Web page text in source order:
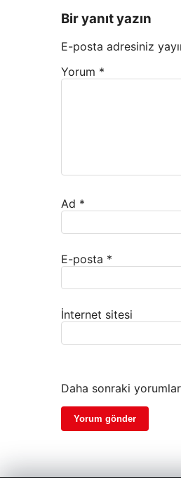
Bir yanıt yazın
E-posta adresiniz
Yorum *
Ad *
E-posta *
İnternet sitesi
Daha sonraki